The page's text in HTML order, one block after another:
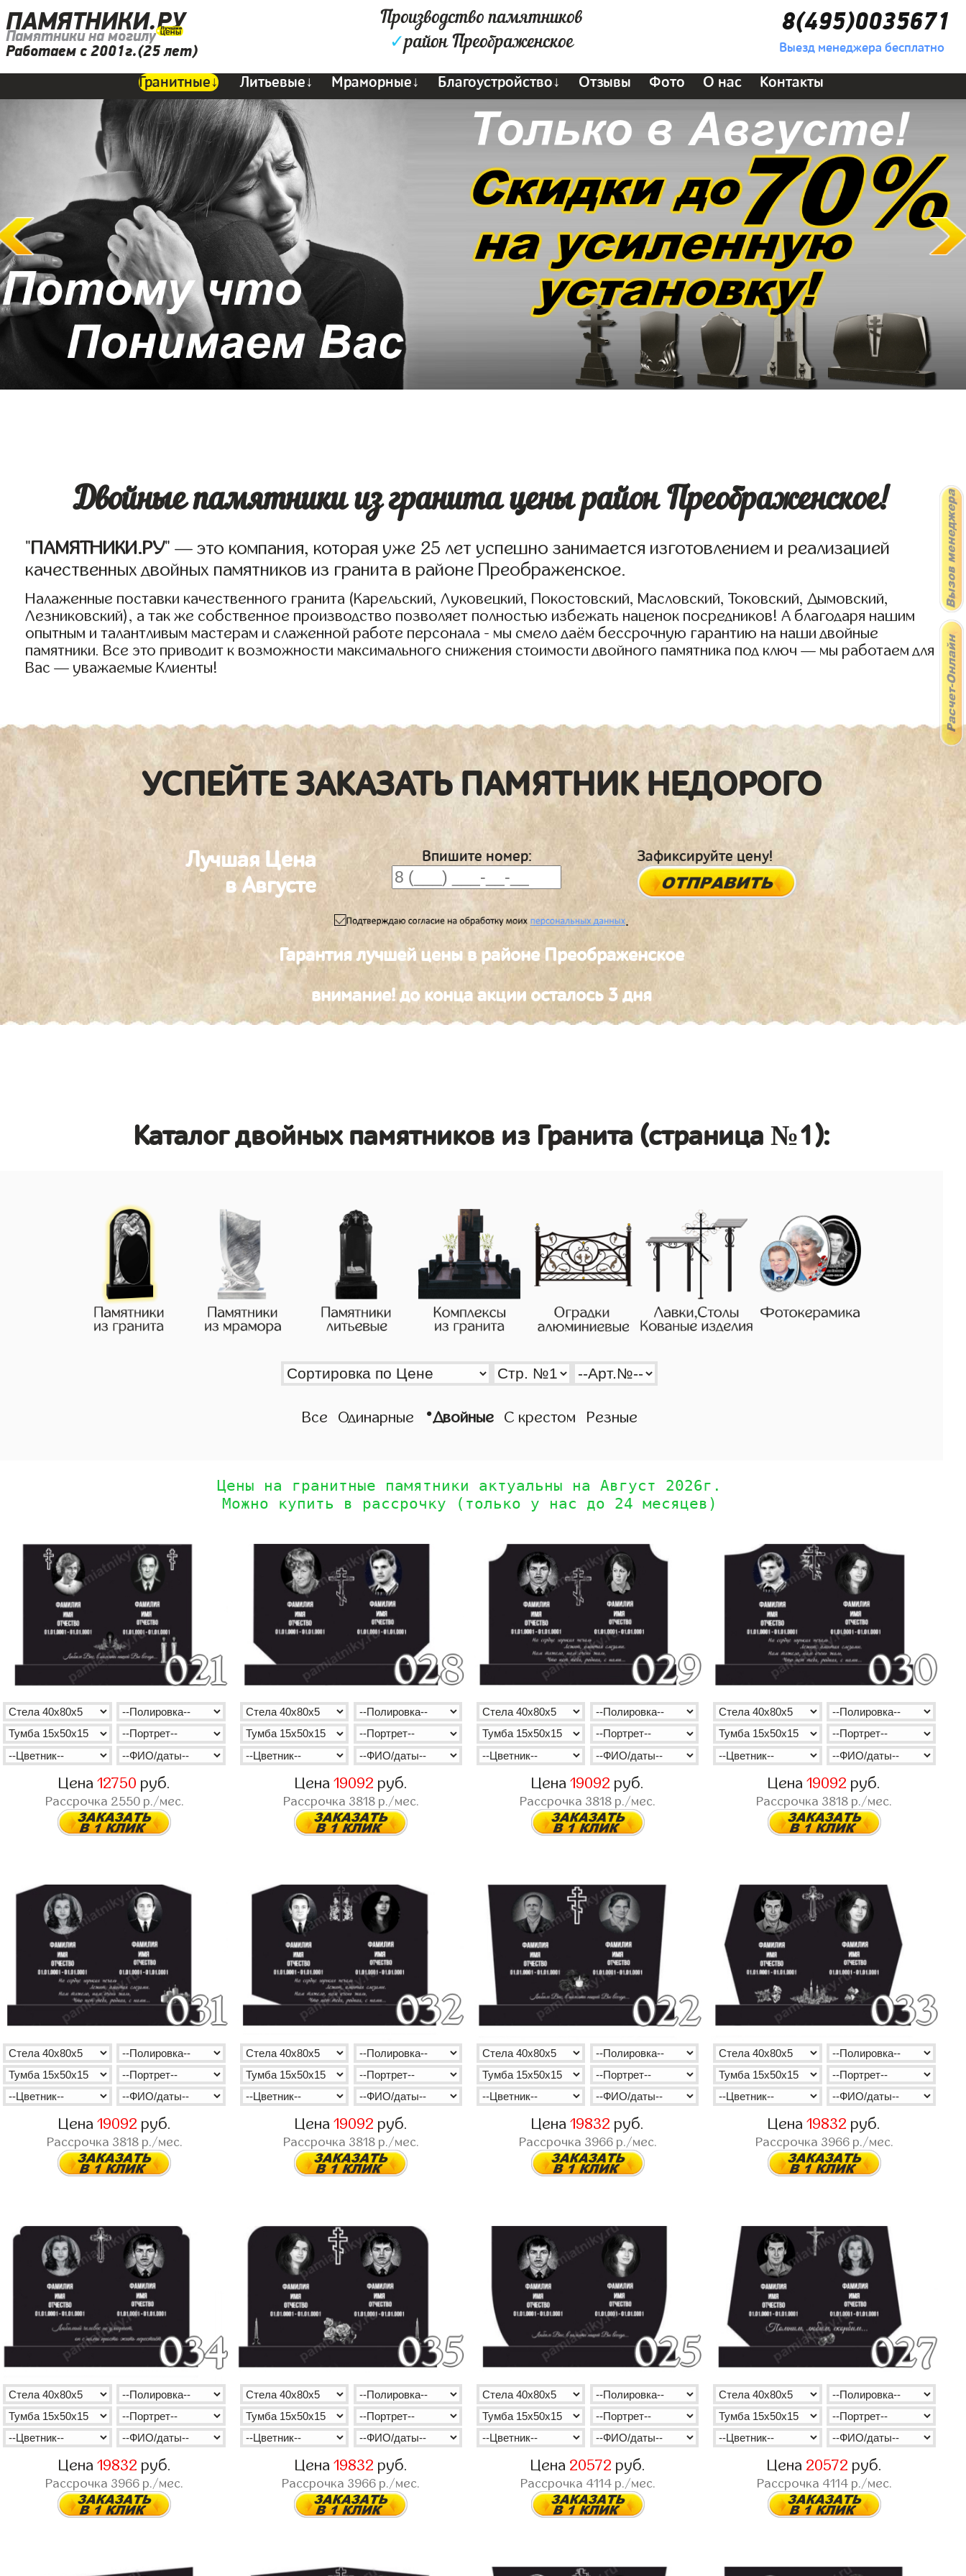
ПАМЯТНИКИ.РУ
Памятники на могилу
Работаем с 2001г.(25 лет)
Производство памятников
✓район Преображенское
8(495)0035671
Выезд менеджера бесплатно
Гранитные↓ Литьевые↓ Мраморные↓ Благоустройство↓ Отзывы Фото О нас Контакты
Двойные памятники из гранита цены район Преображенское!
"ПАМЯТНИКИ.РУ" — это компания, которая уже 25 лет успешно занимается изготовлением и реализацией
качественных двойных памятников из гранита в районе Преображенское.
Налаженные поставки качественного гранита (Карельский, Луковецкий, Покостовский, Масловский, Токовский, Дымовский,
Лезниковский), а так же собственное производство позволяет полностью избежать наценок посредников! А благодаря нашим
опытным и талантливым мастерам и слаженной работе персонала - мы смело даём бессрочную гарантию на наши двойные
памятники. Все это приводит к возможности максимального снижения стоимости двойного памятника под ключ — мы работаем для
Вас — уважаемые Клиенты!
УСПЕЙТЕ ЗАКАЗАТЬ ПАМЯТНИК НЕДОРОГО
Лучшая Цена
в Августе
Впишите номер: Зафиксируйте цену!
.
Гарантия лучшей цены в районе Преображенское
внимание! до конца акции осталось 3 дня
Каталог двойных памятников из Гранита (страница №1):
Все Одинарные •Двойные С крестом Резные
Цены на гранитные памятники актуальны на Август 2026г.
Можно купить в рассрочку (только у нас до 24 месяцев)
Цена12750 руб.
Рассрочка 2550р./мес.
Цена 19092 руб.
Рассрочка 3818р./мес.
Цена19092 руб.
Рассрочка 3818 р./мес.
Цена19092 руб.
Рассрочка 3818 р./мес.
Цена 19092 руб.
Рассрочка 3818р./мес.
Цена 19092 руб.
Рассрочка 3818р./мес.
Цена19832 руб.
Рассрочка 3966р./мес.
Цена19832 руб.
Рассрочка 3966р./мес.
Цена 19832 руб.
Рассрочка 3966 р./мес.
Цена 19832 руб.
Рассрочка 3966 р./мес.
Цена 20572 руб.
Рассрочка 4114р./мес.
Цена 20572 руб.
Рассрочка 4114р./мес.